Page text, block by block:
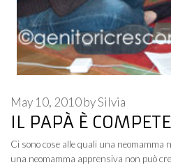
IL PAPÀ È
May 10, 2010bySilvia
Ci sono cose alle quali una neomamma
una neomamma apprensiva non può